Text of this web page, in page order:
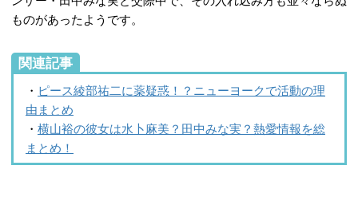
ものがあったようです。
関連記事
・ ピース綾部祐二に薬疑惑！？ニューヨークで活動の理
由まとめ
・ 横山裕の彼女は水卜麻美？田中みな実？熱愛情報を総
まとめ！